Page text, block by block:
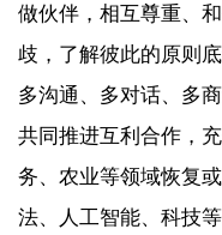
做伙伴，相互尊重、
歧，了解彼此的原则
多沟通、多对话、多
共同推进互利合作，
务、农业等领域恢复
法、人工智能、科技